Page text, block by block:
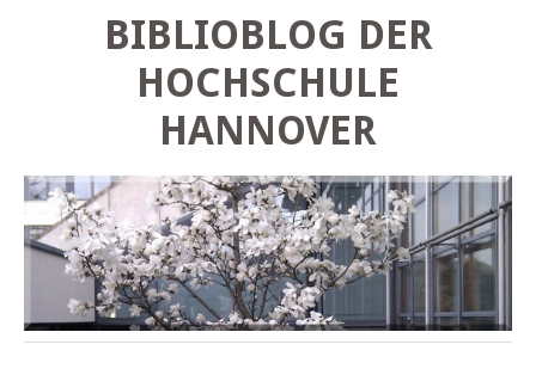
BIBLIOBLOG DER
HOCHSCHULE
HANNOVER